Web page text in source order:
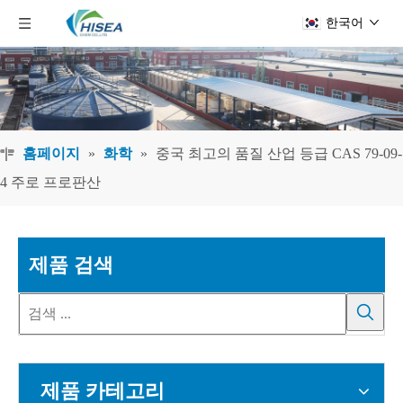
한국어
홈페이지 » 화학 »
중국 최고의 품질 산업 등급 CAS 79-09-
4 주로 프로판산
제품 검색
제품 카테고리